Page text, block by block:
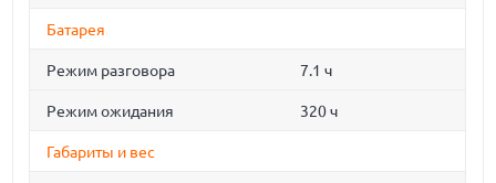
Батарея
Режим разговора 7.1 ч
Режим ожидания 320 ч
Габариты и вес